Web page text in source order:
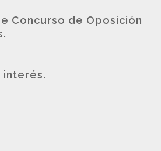
Concurso de Oposición
.
interés.